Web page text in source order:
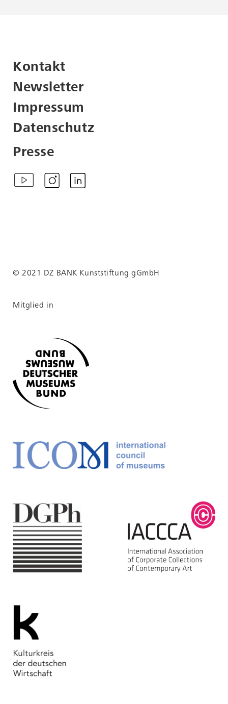
Kontakt
Newsletter
Impressum
Datenschutz
Presse
© 2021 DZ BANK Kunststiftung gGmbH
Mitglied in